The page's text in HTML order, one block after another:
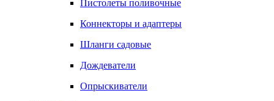
Пистолеты поливочные
Коннекторы и адаптеры
Шланги садовые
Дождеватели
Опрыскиватели